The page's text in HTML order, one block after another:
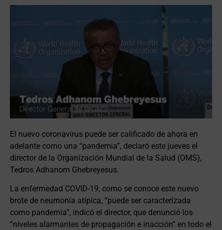
El nuevo coronavirus puede ser calificado de ahora en
adelante como una “pandemia”, declaró este jueves el
director de la Organización Mundial de la Salud (OMS),
Tedros Adhanom Ghebreyesus.
La enfermedad COVID-19, como se conoce este nuevo
brote de neumonía atípica, “puede ser caracterizada
como pandemia”, indicó el director, que denunció los
“niveles alarmantes de propagación e inacción” en todo el